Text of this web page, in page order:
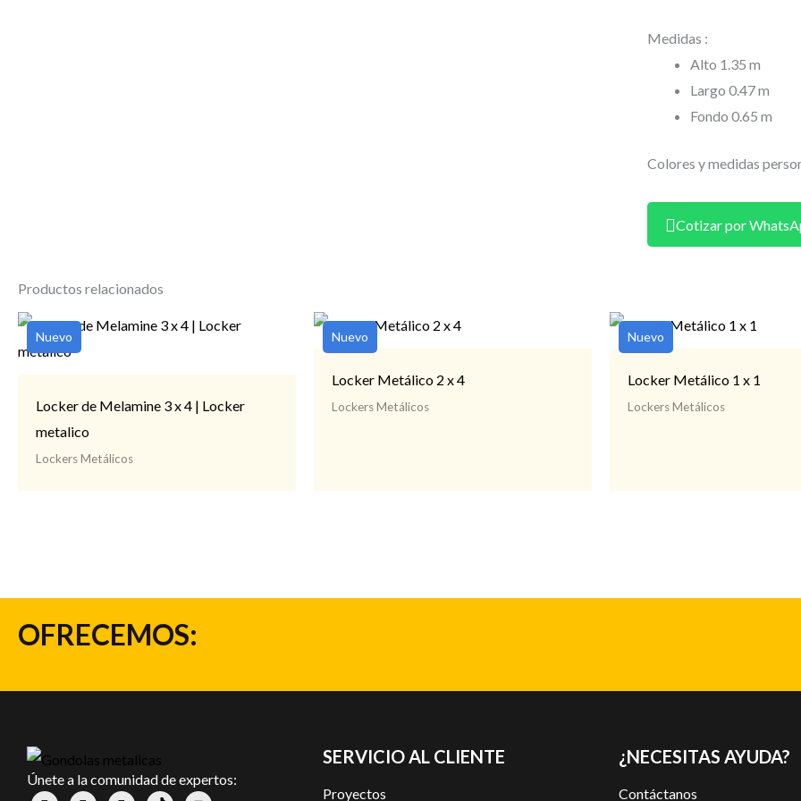
Medidas :
Alto 1.35 m
Largo 0.47 m
Fondo 0.65 m
Colores y medidas
Cotizar por
Productos relacionados
Nuevo
Locker de Melamine 3 x 4 | Locker
metalico
Lockers Metálicos
Nuevo
Locker Metálico 2 x 4
Lockers Metálicos
Nuevo
Locker Metálico 1 x 1
Lockers Metálicos
OFRECEMOS:
Únete a la comunidad de expertos:
SERVICIO AL CLIENTE
Proyectos
¿NECESITAS AYUDA?
Contáctanos